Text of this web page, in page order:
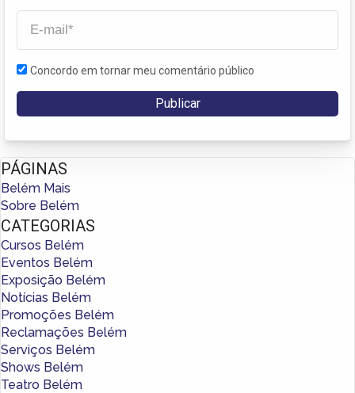
Concordo em tornar meu comentário público
PÁGINAS
Belém Mais
Sobre Belém
CATEGORIAS
Cursos Belém
Eventos Belém
Exposição Belém
Notícias Belém
Promoções Belém
Reclamações Belém
Serviços Belém
Shows Belém
Teatro Belém